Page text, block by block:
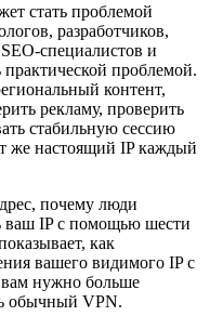
стать проблемой
разработчиков,
специалистов и
практической проблемой.
контент,
рекламу, проверить
стабильную сессию
же настоящий IP каждый
почему люди
ваш IP с помощью шести
как
вашего видимого IP с
нужно больше
обычный VPN.